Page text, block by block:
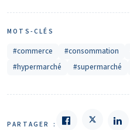
MOTS-CLÉS
#commerce #consommation
#hypermarché
#supermarché
PARTAGER :